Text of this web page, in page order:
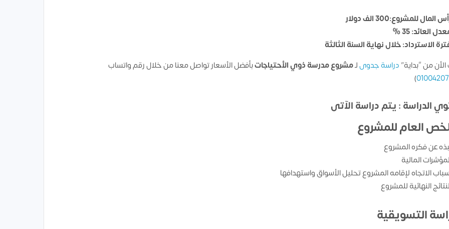
المال للمشروع:300 الف دولار
العائد: 35 %
الاسترداد: خلال نهاية السنة الثالثة
من “بداية” دراسة جدوىلـمشروعمدرسة ذوي الأحتياجاتبأفضل الأسعار تواصل معنا من خلال رقم واتساب
)
الدراسة : يتم دراسة الآتى
العام للمشروع
عن فكره المشروع
المالية
الاتجاه لإقامه المشروع تحليل الأسواق واستهدافها
النهائية للمشروع
التسويقية